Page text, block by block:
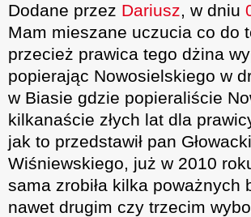
Dodane przez Dariusz, w dniu
Mam mieszane uczucia co do
przecież prawica tego dżina
popierając Nowosielskiego w
w Biasie gdzie popieraliście
kilkanaście złych lat dla
jak to przedstawił pan
Wiśniewskiego, już w 2010
sama zrobiła kilka poważnych
nawet drugim czy trzecim